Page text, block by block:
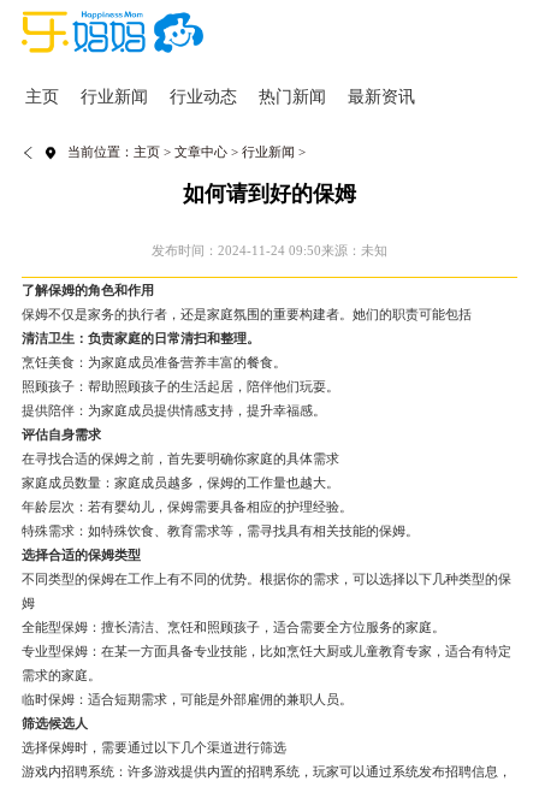
主页 行业新闻 行业动态 热门新闻 最新资讯
当前位置： 主页> 文章中心> 行业新闻 >
如何请到好的保姆
发布时间：2024-11-24 09:50来源：未知
了解保姆的角色和作用
保姆不仅是家务的执行者，还是家庭氛围的重要构建者。她们的职责可能包括
清洁卫生：负责家庭的日常清扫和整理。
烹饪美食：为家庭成员准备营养丰富的餐食。
照顾孩子：帮助照顾孩子的生活起居，陪伴他们玩耍。
提供陪伴：为家庭成员提供情感支持，提升幸福感。
评估自身需求
在寻找合适的保姆之前，首先要明确你家庭的具体需求
家庭成员数量：家庭成员越多，保姆的工作量也越大。
年龄层次：若有婴幼儿，保姆需要具备相应的护理经验。
特殊需求：如特殊饮食、教育需求等，需寻找具有相关技能的保姆。
选择合适的保姆类型
不同类型的保姆在工作上有不同的优势。根据你的需求，可以选择以下几种类型的保
姆
全能型保姆：擅长清洁、烹饪和照顾孩子，适合需要全方位服务的家庭。
专业型保姆：在某一方面具备专业技能，比如烹饪大厨或儿童教育专家，适合有特定
需求的家庭。
临时保姆：适合短期需求，可能是外部雇佣的兼职人员。
筛选候选人
选择保姆时，需要通过以下几个渠道进行筛选
游戏内招聘系统：许多游戏提供内置的招聘系统，玩家可以通过系统发布招聘信息，